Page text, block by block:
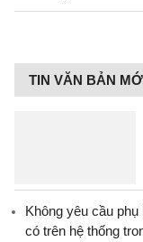
TIN VĂN BẢN
Không yêu cầu
có trên hệ thống